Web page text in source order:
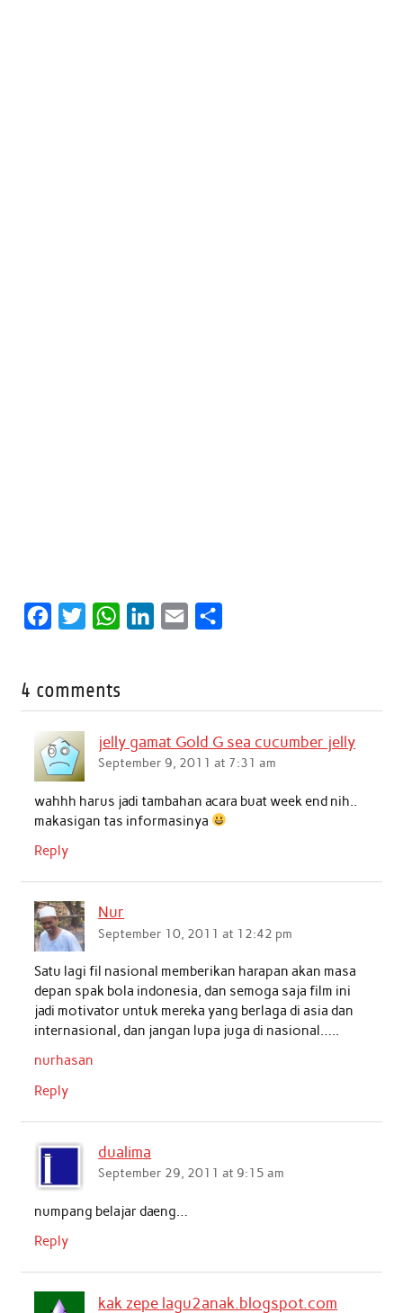
e
o
o
k
t
W
t
A
p
d
n
4 comments
jelly gamat Gold G sea cucumber jelly
September 9, 2011 at 7:31 am
wahhh harus jadi tambahan acara buat week end nih..
makasigan tas informasinya
Reply
Nur
September 10, 2011 at 12:42 pm
Satu lagi fil nasional memberikan harapan akan masa
depan spak bola indonesia, dan semoga saja film ini
jadi motivator untuk mereka yang berlaga di asia dan
internasional, dan jangan lupa juga di nasional…..
nurhasan
Reply
dualima
September 29, 2011 at 9:15 am
numpang belajar daeng…
Reply
kak zepe lagu2anak.blogspot.com